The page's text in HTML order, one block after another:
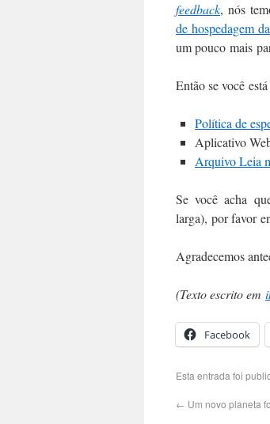
feedback, nós
de hospedagem
um pouco mais
Então se você
Política de
Aplicativo
Arquivo Leia
Se você acha
larga), por favor
Agradecemos
(Texto escrito em
Facebook
Esta entrada foi
← Um novo planeta